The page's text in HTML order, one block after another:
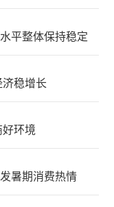
平整体保持稳定
稳增长
环境
暑期消费热情